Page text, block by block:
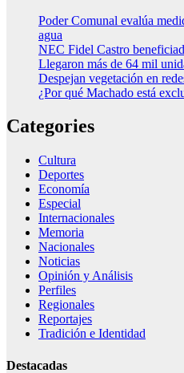
Poder Comunal evalúa
agua
NEC Fidel Castro
Llegaron más de 64 mil
Despejan vegetación en
¿Por qué Machado está
Categories
Cultura
Deportes
Economía
Especial
Internacionales
Memoria
Nacionales
Noticias
Opinión y Análisis
Perfiles
Regionales
Reportajes
Tradición e Identidad
Destacadas